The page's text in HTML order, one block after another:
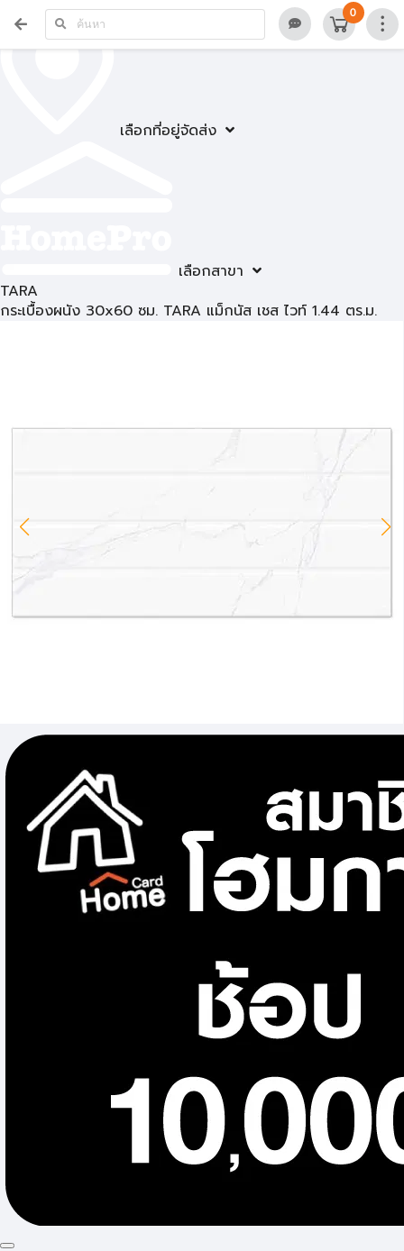
เลือกที่อยู่จัดส่ง
เลือกสาขา
0
TARA
กระเบื้องผนัง 30x60 ซม. TARA แม็กนัส เชส ไวท์ 1.44 ตร.ม.